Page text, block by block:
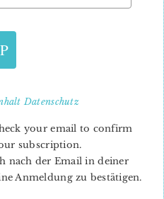
Herbststimmung
Datenschutz
your email to confirm
subscription.
nach der Email in deiner
Anmeldung zu bestätigen.